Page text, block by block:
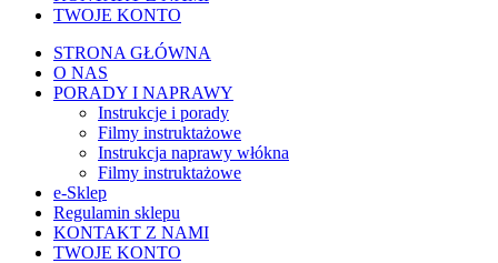
TWOJE KONTO
STRONA GŁÓWNA
O NAS
PORADY I NAPRAWY
Instrukcje i porady
Filmy instruktażowe
Instrukcja naprawy włókna
Filmy instruktażowe
e-Sklep
Regulamin sklepu
KONTAKT Z NAMI
TWOJE KONTO